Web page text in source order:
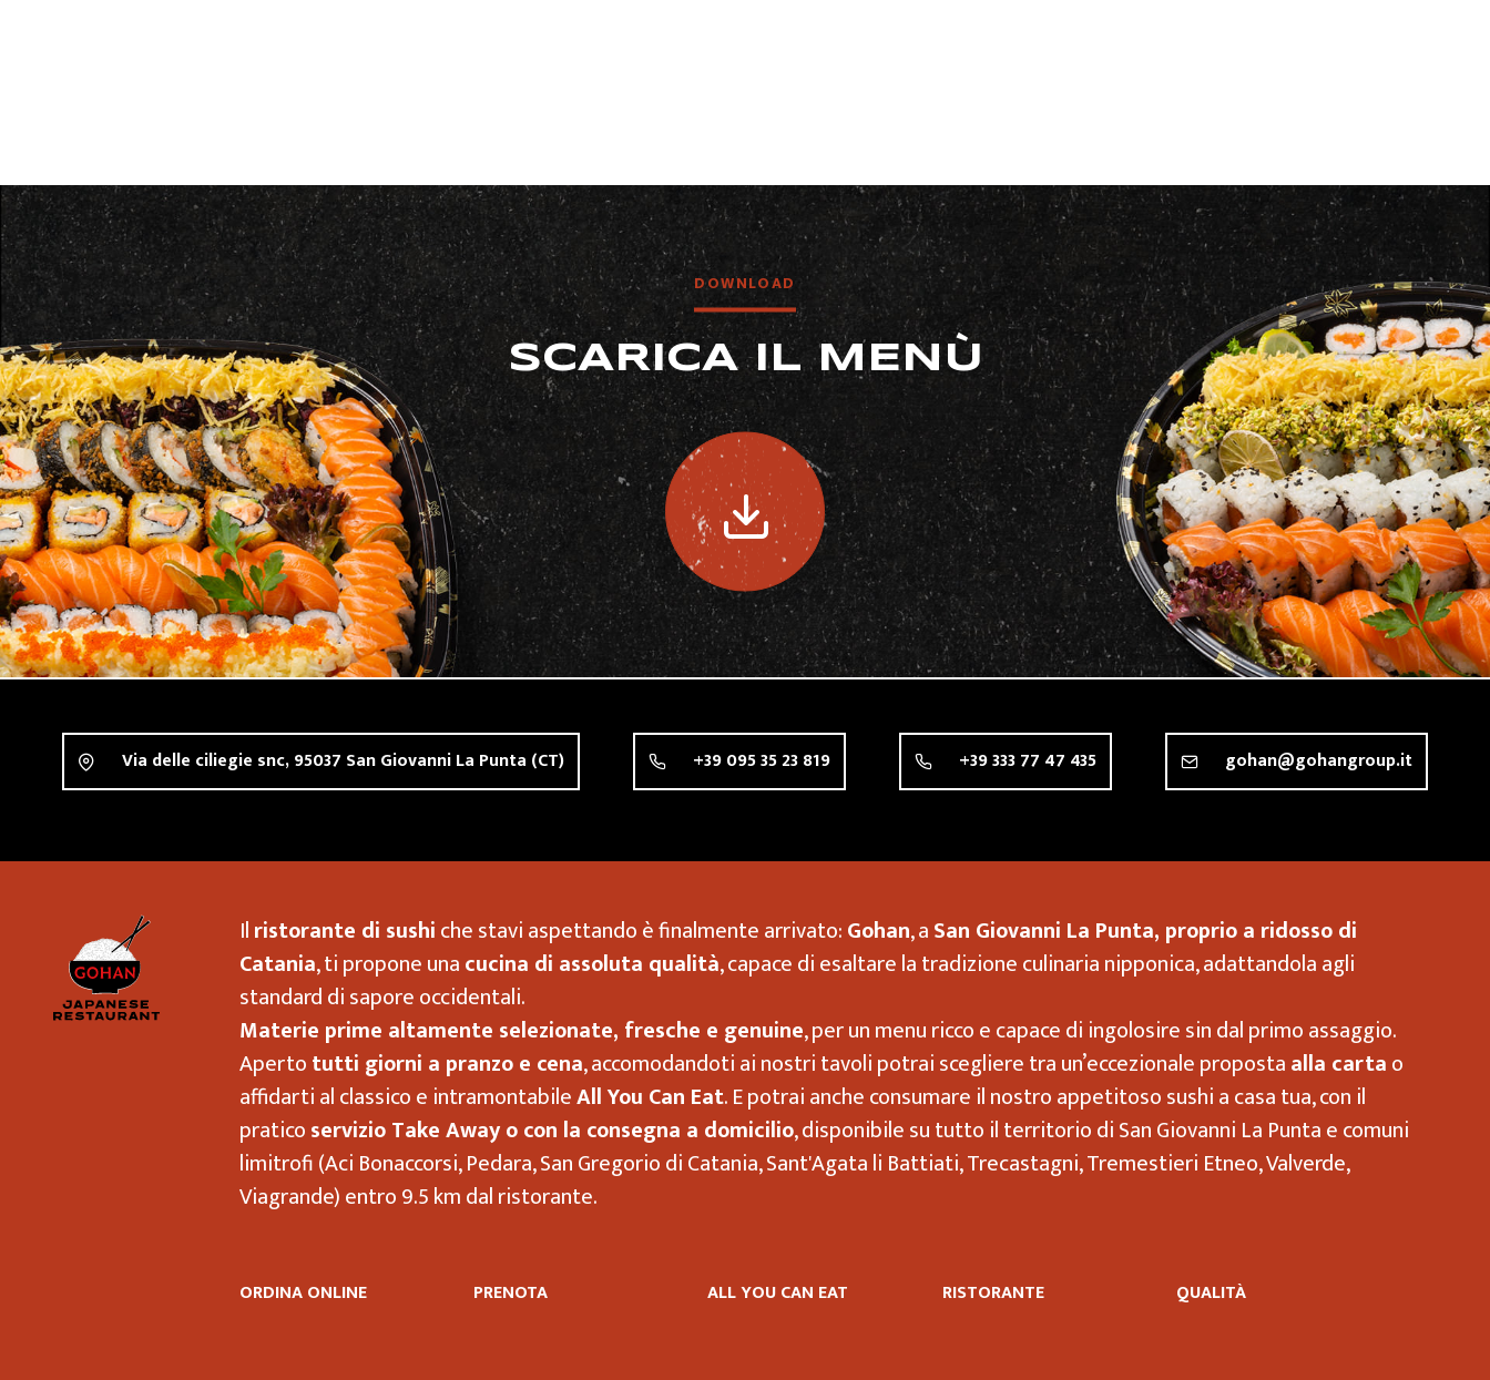
DOWNLOAD
SCARICA IL MENÙ
Via delle ciliegie snc,95037 San Giovanni La Punta (CT) +39 095 35 23 819 +39 333 77 47 435 gohan@gohangroup.it
Ristorante Gohan San Giovanni La Punta
Ilristorante di sushiche stavi aspettando è finalmente arrivato:Gohan, aSan Giovanni La Punta, proprio a ridosso di
Catania, ti propone unacucina di assoluta qualità, capace di esaltare la tradizione culinaria nipponica, adattandola agli
standard di sapore occidentali.
Materie prime altamente selezionate, fresche e genuine, per un menu ricco e capace di ingolosire sin dal primo assaggio.
Apertotutti giorni a pranzo e cena, accomodandoti ai nostri tavoli potrai scegliere tra un’eccezionale propostaalla cartao
affidarti al classico e intramontabileAll You Can Eat. E potrai anche consumare il nostro appetitoso sushi a casa tua, con il
praticoservizio Take Away o con la consegna a domicilio, disponibile su tutto il territorio di San Giovanni La Punta e comuni
limitrofi (Aci Bonaccorsi, Pedara, San Gregorio di Catania, Sant'Agata li Battiati, Trecastagni, Tremestieri Etneo, Valverde,
Viagrande) entro 9.5 km dal ristorante.
ORDINA ONLINE PRENOTA ALL YOU CAN EAT RISTORANTE QUALITÀ